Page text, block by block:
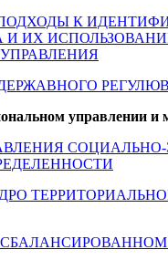
ПОДХОДЫ К
ИХ
ДЕРЖАВНОГО
управлении и